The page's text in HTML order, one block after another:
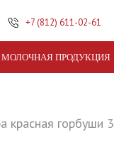
+7 (812) 611-02-61
МОЛОЧНАЯ ПРОДУКЦИЯ
красная горбуши